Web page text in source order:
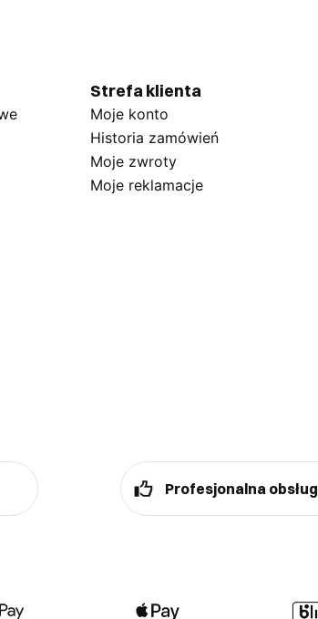
Strefa klienta
Moje konto
Historia zamówień
Moje zwroty
Moje reklamacje
Profesjonalna